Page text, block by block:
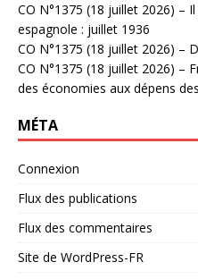
CO N°1375 (18 juillet 2026) –
espagnole : juillet 1936
CO N°1375 (18 juillet 2026) –
CO N°1375 (18 juillet 2026) –
des économies aux dépens
MÉTA
Connexion
Flux des publications
Flux des commentaires
Site de WordPress-FR